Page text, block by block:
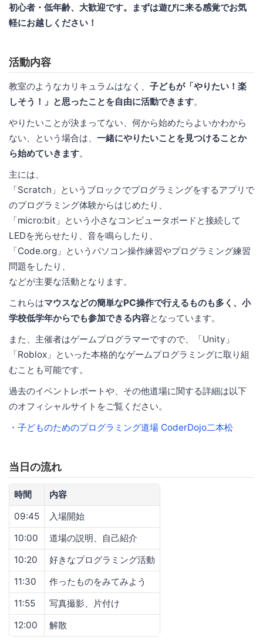
初心者・低年齢、大歓迎です。まずは遊びに来る感覚でお気
軽にお越しください！
活動内容
教室のようなカリキュラムはなく、 子どもが「やりたい！楽
しそう！」と思ったことを自由に活動できます。
やりたいことが決まってない、何から始めたらよいかわから
ない、という場合は、 一緒にやりたいことを見つけることか
ら始めていきます。
主には、
「Scratch」というブロックでプログラミングをするアプリで
のプログラミング体験からはじめたり、
「micro:bit」という小さなコンピュータボードと接続して
LEDを光らせたり、音を鳴らしたり、
「Code.org」というパソコン操作練習やプログラミング練習
問題をしたり、
などが主要な活動となります。
これらはマウスなどの簡単なPC操作で行えるものも多く、小
学校低学年からでも参加できる内容となっています。
また、主催者はゲームプログラマーですので、「Unity」
「Roblox」といった本格的なゲームプログラミングに取り組
むことも可能です。
過去のイベントレポートや、その他道場に関する詳細は以下
のオフィシャルサイトをご覧ください。
・子どものためのプログラミング道場 CoderDojo二本松
当日の流れ
時間
内容
09:45
入場開始
10:00
道場の説明、自己紹介
10:20
好きなプログラミング活動
11:30
作ったものをみてみよう
11:55
写真撮影、片付け
12:00
解散